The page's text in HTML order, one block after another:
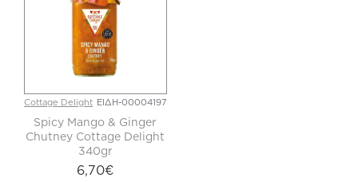
Cottage Delight ΕΙΔΗ-00004197
Spicy Mango & Ginger
Chutney Cottage Delight
340gr
6,70€